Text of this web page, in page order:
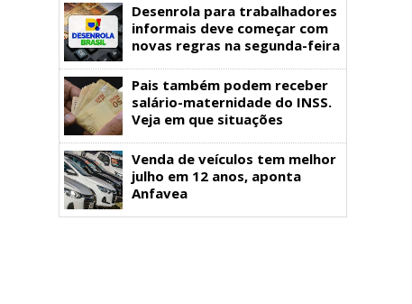
Desenrola para trabalhadores
informais deve começar com
novas regras na segunda-feira
Pais também podem receber
salário-maternidade do INSS.
Veja em que situações
Venda de veículos tem melhor
julho em 12 anos, aponta
Anfavea